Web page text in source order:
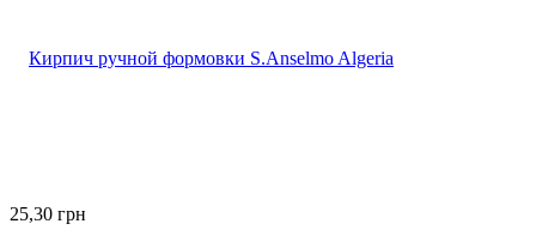
25,30 грн